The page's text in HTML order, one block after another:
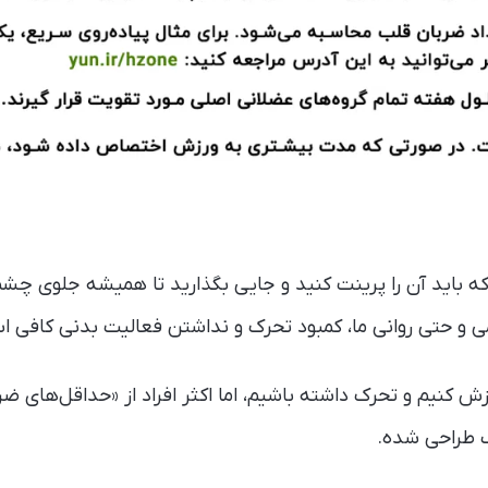
باید آن را پرینت کنید و جایی بگذارید تا همیشه جلوی
و حتی روانی ما، کمبود تحرک و نداشتن فعالیت بدنی کافی
کنیم و تحرک داشته باشیم، اما اکثر افراد از «حداقل‌های
طراحی شده.